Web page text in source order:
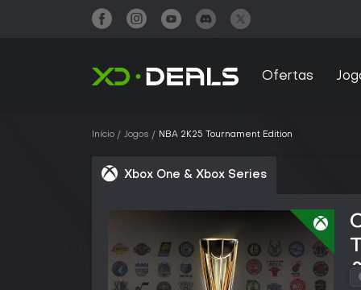
Ofertas
Início Jogos NBA 2K25 Tournament Edition
Xbox One & Xbox Series